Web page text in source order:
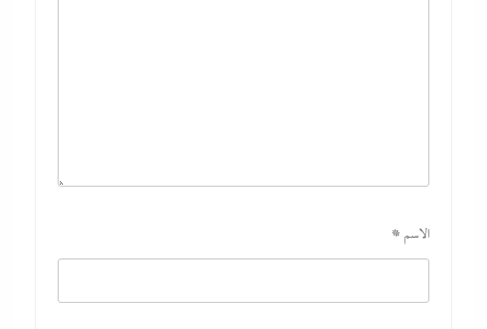
الاسم *
الديد تايم بعد الاستنزاف الإيرانى: تعليمات قاهرة للمصانع العسكرية
الأمريكية لإنقاذ الجيش مع الحرب القادمة